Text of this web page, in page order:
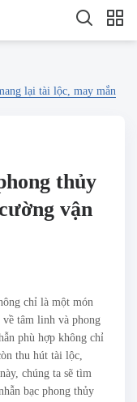
lại tài lộc, may mắn
thủy
vận
chỉ là một món
về tâm linh và phong
phù hợp không chỉ
thu hút tài lộc,
chúng ta sẽ tìm
bạc phong thủy